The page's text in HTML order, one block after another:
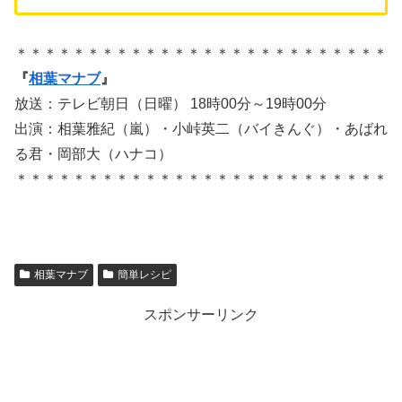
＊＊＊＊＊＊＊＊＊＊＊＊＊＊＊＊＊＊＊＊＊＊＊＊＊＊
『相葉マナブ』
放送：テレビ朝日（日曜） 18時00分～19時00分
出演：相葉雅紀（嵐）・小峠英二（バイきんぐ）・あばれ
る君・岡部大（ハナコ）
＊＊＊＊＊＊＊＊＊＊＊＊＊＊＊＊＊＊＊＊＊＊＊＊＊＊
相葉マナブ 簡単レシピ
スポンサーリンク